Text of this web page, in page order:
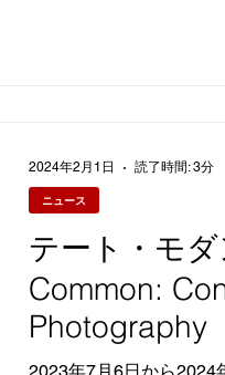
テート・モ
Common:
Photography
2023年7月6日から2024
ニュース
2024年2月1日 読了時間: 3分